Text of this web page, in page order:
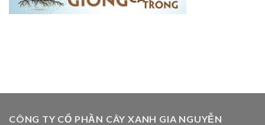
CÔNG TY CỔ PHẦN CÂY XANH GIA NGUYỄN